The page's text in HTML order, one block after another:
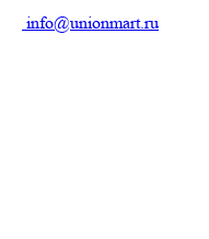
info@unionmart.ru